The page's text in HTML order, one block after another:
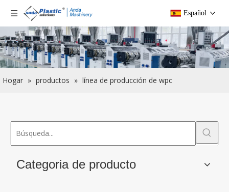
Español
Hogar » productos » línea de producción de wpc
Categoria de producto